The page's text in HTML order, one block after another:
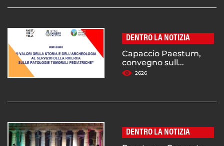
DENTRO LA NOTIZIA
Capaccio Paestum,
convegno sull...
2626
DENTRO LA NOTIZIA